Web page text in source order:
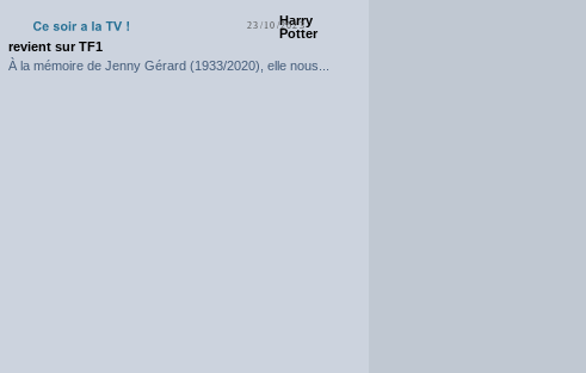
23/10/2023
Harry
Potter
revient sur TF1
À la mémoire de Jenny Gérard (1933/2020), elle nous...